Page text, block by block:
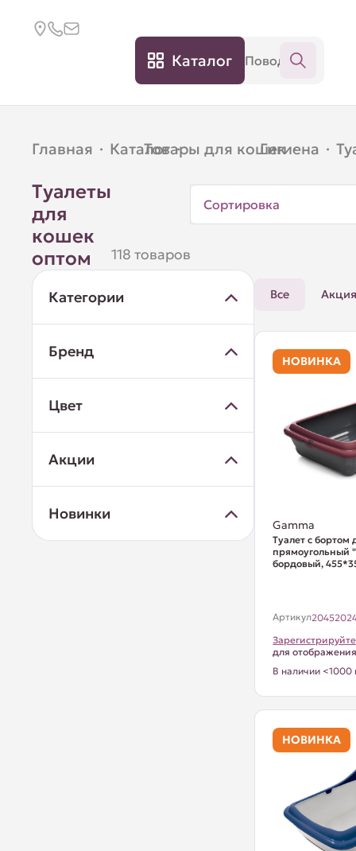
Каталог
Главная · Каталог ·
Товары для кошек ·
Гигиена ·
Туалеты
для
кошек
оптом
118 товаров
Сортировка
Категории
Бренд
Цвет
Акции
Новинки
Все
НОВИНКА
Gamma
Туалет с бортом
прямоугольный
бордовый,
Артикул
для
В наличии <1000
НОВИНКА